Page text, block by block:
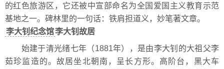
的红色旅游区，它还被中宣部命名为全国爱国主义教育示范
基地之一。碑林里的一句话：铁肩担道义，妙笔著文章。
李大钊纪念馆李大钊故居
始建于清光绪七年（1881年），是由李大钊的大祖父李
茹珍监造的。故居坐北朝南，呈长方形。高阶台，黑大车